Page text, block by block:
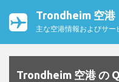
Trondheim 空港
主な空港情報およびサー
Trondheim 空港 の